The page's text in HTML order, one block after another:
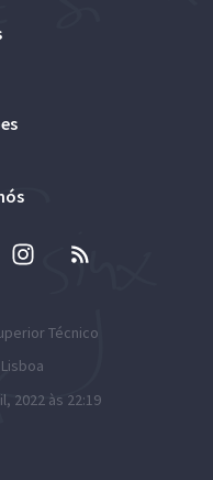
Técnico
2022 às 22:19